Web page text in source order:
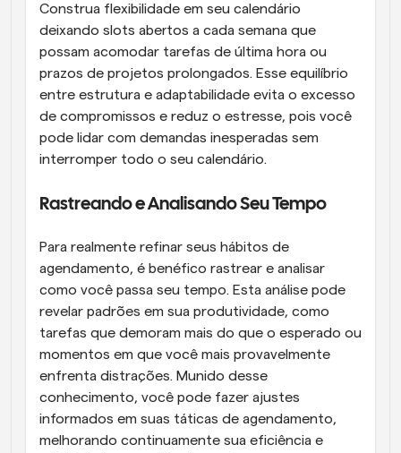
Construa flexibilidade em seu calendário
deixando slots abertos a cada semana que
possam acomodar tarefas de última hora ou
prazos de projetos prolongados. Esse equilíbrio
entre estrutura e adaptabilidade evita o excesso
de compromissos e reduz o estresse, pois você
pode lidar com demandas inesperadas sem
interromper todo o seu calendário.
Rastreando e Analisando Seu Tempo
Para realmente refinar seus hábitos de
agendamento, é benéfico rastrear e analisar
como você passa seu tempo. Esta análise pode
revelar padrões em sua produtividade, como
tarefas que demoram mais do que o esperado ou
momentos em que você mais provavelmente
enfrenta distrações. Munido desse
conhecimento, você pode fazer ajustes
informados em suas táticas de agendamento,
melhorando continuamente sua eficiência e